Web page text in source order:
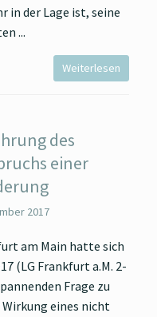
in der Lage ist, seine
Weiterlesen
des
einer
2017
am Main hatte sich
(LG Frankfurt a.M. 2-
Frage zu
eines nicht